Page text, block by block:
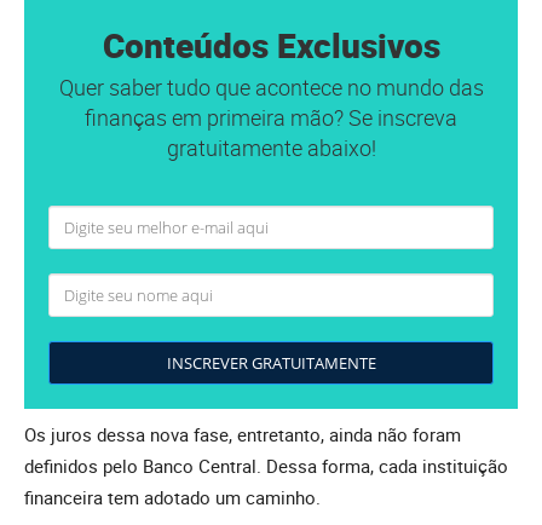
Conteúdos Exclusivos
Quer saber tudo que acontece no mundo das
finanças em primeira mão? Se inscreva
gratuitamente abaixo!
INSCREVER GRATUITAMENTE
Os juros dessa nova fase, entretanto, ainda não foram
definidos pelo Banco Central. Dessa forma, cada instituição
financeira tem adotado um caminho.